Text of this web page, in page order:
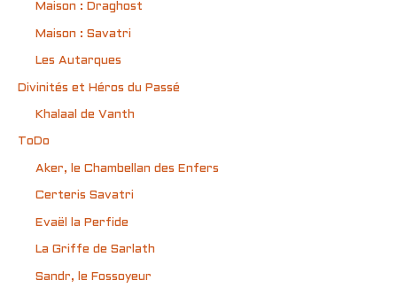
Maison : Draghost
Maison : Savatri
Les Autarques
Divinités et Héros du Passé
Khalaal de Vanth
ToDo
Aker, le Chambellan des Enfers
Certeris Savatri
Evaël la Perfide
La Griffe de Sarlath
Sandr, le Fossoyeur